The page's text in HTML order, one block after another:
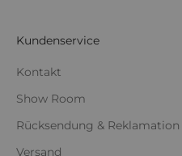
Kundenservice
Kontakt
Show Room
Rücksendung & Reklamation
Versand